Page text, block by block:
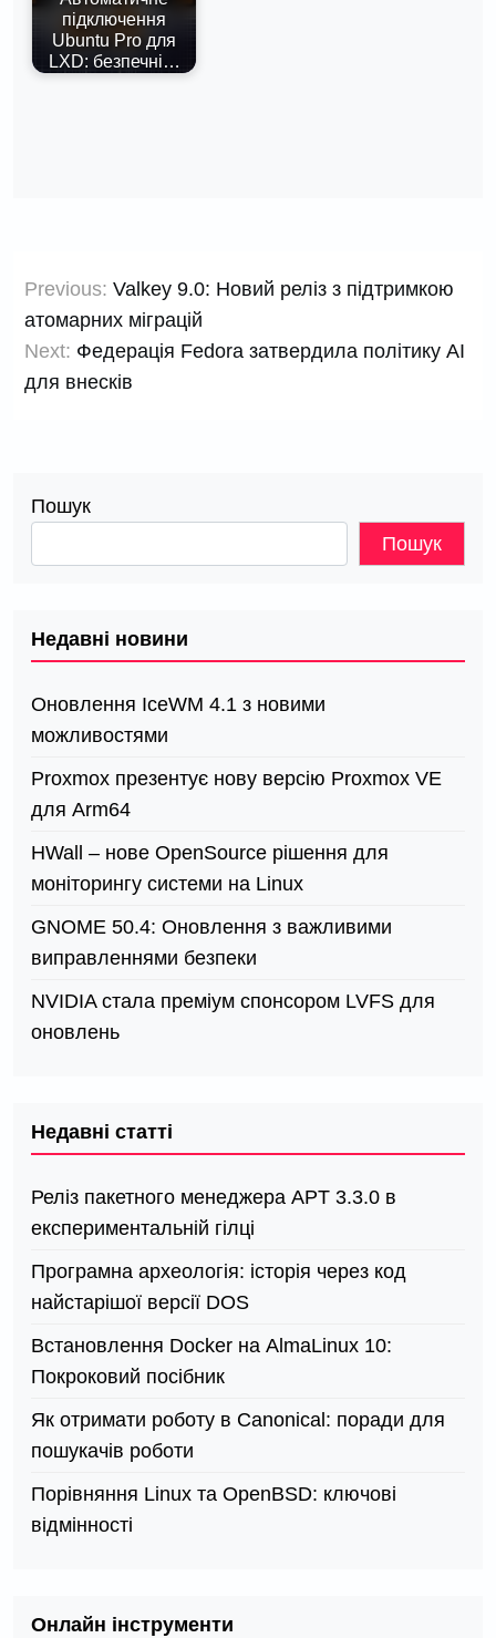
підключення
Ubuntu Pro для
LXD: безпечні…
записів
Previous: Valkey 9.0: Новий реліз з підтримкою
атомарних міграцій
Next: Федерація Fedora затвердила політику AI
для внесків
Пошук
Пошук
Недавні новини
Оновлення IceWM 4.1 з новими
можливостями
Proxmox презентує нову версію Proxmox VE
для Arm64
HWall – нове OpenSource рішення для
моніторингу системи на Linux
GNOME 50.4: Оновлення з важливими
виправленнями безпеки
NVIDIA стала преміум спонсором LVFS для
оновлень
Недавні статті
Реліз пакетного менеджера APT 3.3.0 в
експериментальній гілці
Програмна археологія: історія через код
найстарішої версії DOS
Встановлення Docker на AlmaLinux 10:
Покроковий посібник
Як отримати роботу в Canonical: поради для
пошукачів роботи
Порівняння Linux та OpenBSD: ключові
відмінності
Онлайн інструменти